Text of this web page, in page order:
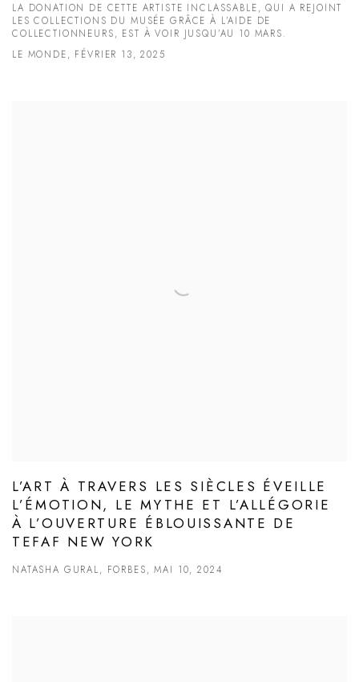
LA DONATION DE CETTE ARTISTE INCLASSABLE, QUI A REJOINT
LES COLLECTIONS DU MUSÉE GRÂCE À L’AIDE DE
COLLECTIONNEURS, EST À VOIR JUSQU’AU 10 MARS.
LE MONDE, FÉVRIER 13, 2025
L’ART À TRAVERS LES SIÈCLES ÉVEILLE
L’ÉMOTION, LE MYTHE ET L’ALLÉGORIE
À L’OUVERTURE ÉBLOUISSANTE DE
TEFAF NEW YORK
NATASHA GURAL, FORBES, MAI 10, 2024